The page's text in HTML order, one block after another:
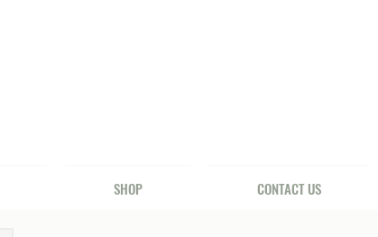
SHOP CONTACT US